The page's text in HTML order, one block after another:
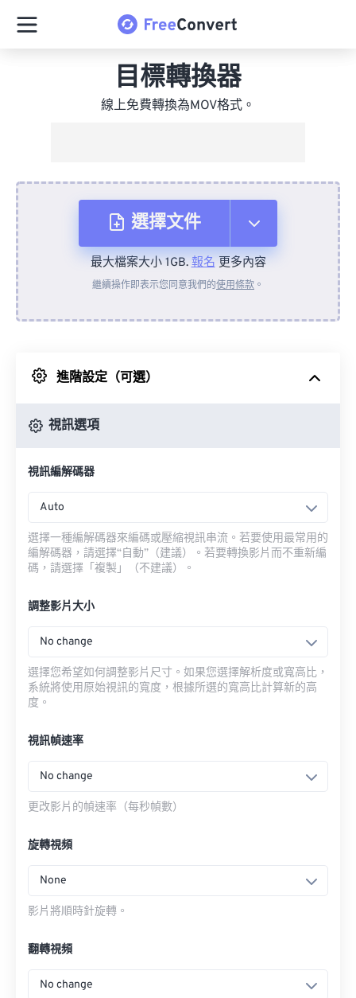
目標轉換器
線上免費轉換為MOV格式。
選擇文件
來自裝置
來自 Google 雲端硬碟
最大檔案大小 1GB.報名更多內容
繼續操作即表示您同意我們的使用條款 。
進階設定（可選）
視訊選項
視訊編解碼器
Auto
選擇一種編解碼器來編碼或壓縮視訊串流。若要使用最常用的
編解碼器，請選擇“自動”（建議）。若要轉換影片而不重新編
碼，請選擇「複製」（不建議）。
調整影片大小
No change
選擇您希望如何調整影片尺寸。如果您選擇解析度或寬高比，
系統將使用原始視訊的寬度，根據所選的寬高比計算新的高
度。
視訊幀速率
No change
更改影片的幀速率（每秒幀數）
旋轉視頻
None
影片將順時針旋轉。
翻轉視頻
No change